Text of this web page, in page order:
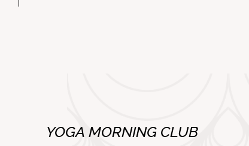
YOGA MORNING CLUB